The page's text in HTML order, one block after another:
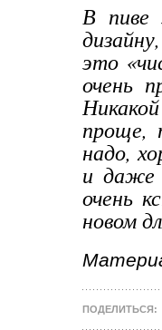
В пиве
это
очень
проще,
надо,
и даже
очень
новом
ПОДЕЛИТЬСЯ: